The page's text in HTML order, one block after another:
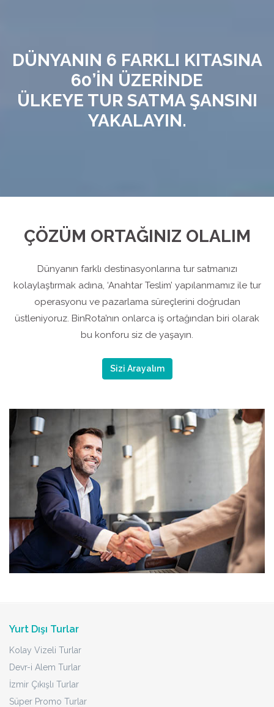
DÜNYANIN 6 FARKLI KITASINA
60’İN ÜZERİNDE
ÜLKEYE TUR SATMA ŞANSINI
YAKALAYIN.
ÇÖZÜM ORTAĞINIZ OLALIM
Dünyanın farklı destinasyonlarına tur satmanızı
kolaylaştırmak adına, ‘Anahtar Teslim’ yapılanmamız ile tur
operasyonu ve pazarlama süreçlerini doğrudan
üstleniyoruz. BinRota’nın onlarca iş ortağından biri olarak
bu konforu siz de yaşayın.
Sizi Arayalım
Yurt Dışı Turlar
Kolay Vizeli Turlar
Devr-i Alem Turlar
İzmir Çıkışlı Turlar
Süper Promo Turlar